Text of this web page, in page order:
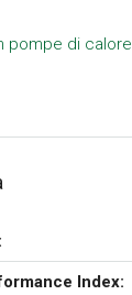
pompe di calore
Index: